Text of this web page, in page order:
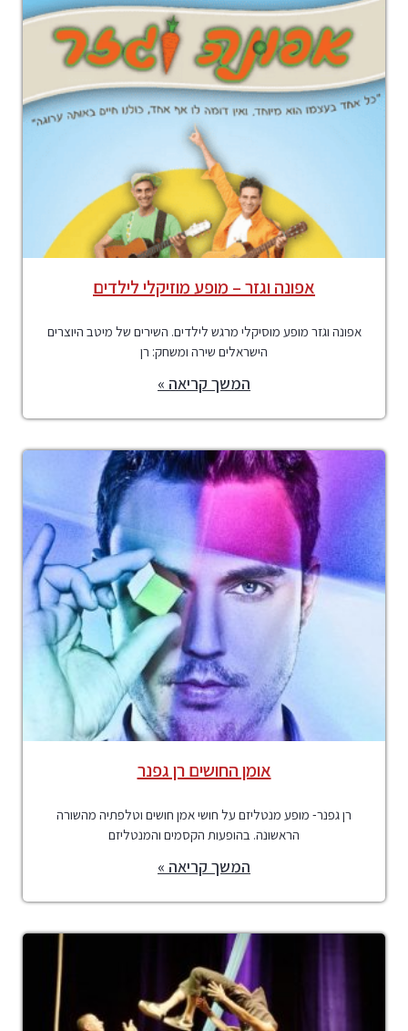
אפונה וגזר – מופע מוזיקלי לילדים
אפונה וגזר מופע מוסיקלי מרגש לילדים. השירים של מיטב היוצרים
הישראלים שירה ומשחק: רן
המשך קריאה »
אומן החושים רן גפנר
רן גפנר- מופע מנטליזם על חושי אמן חושים וטלפתיה מהשורה
הראשונה. בהופעות הקסמים והמנטליזם
המשך קריאה »